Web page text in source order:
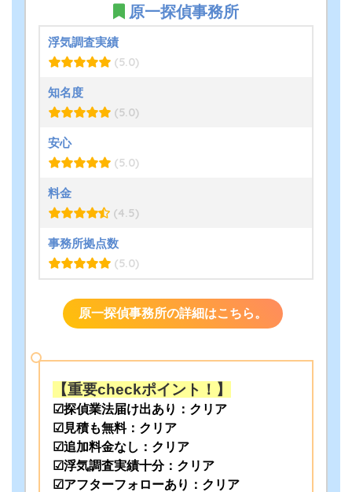
原一探偵事務所
浮気調査実績
(5.0)
知名度
(5.0)
安心
(5.0)
料金
(4.5)
事務所拠点数
(5.0)
原一探偵事務所の詳細はこちら。
【重要checkポイント！】
☑探偵業法届け出あり：クリア
☑見積も無料：クリア
☑追加料金なし：クリア
☑浮気調査実績十分：クリア
☑アフターフォローあり：クリア